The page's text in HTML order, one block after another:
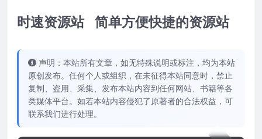
时速资源站 简单方便快捷的资源站
声明：本站所有文章，如无特殊说明或标注，均为本站
原创发布。任何个人或组织，在未征得本站同意时，禁止
复制、盗用、采集、发布本站内容到任何网站、书籍等各
类媒体平台。如若本站内容侵犯了原著者的合法权益，可
联系我们进行处理。